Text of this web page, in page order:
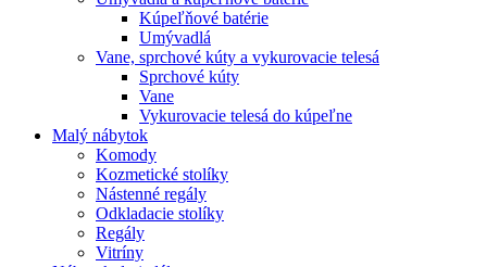
Kúpeľňové batérie
Umývadlá
Vane, sprchové kúty a vykurovacie telesá
Sprchové kúty
Vane
Vykurovacie telesá do kúpeľne
Malý nábytok
Komody
Kozmetické stolíky
Nástenné regály
Odkladacie stolíky
Regály
Vitríny